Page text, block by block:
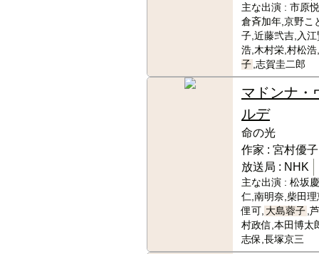
主な出演 : 市原
倉斉加年,京野こ
子,近藤弐吉,入
浩,木村栄,村松
子 ,志賀圭二郎
マドンナ・
ルデ
命の光
作家 : 宮村優子
放送局 : NHK
主な出演 : 松坂
仁,南明奈,柴田
俚可, 大島蓉子 ,
村政信,本田博太
志保,長塚京三